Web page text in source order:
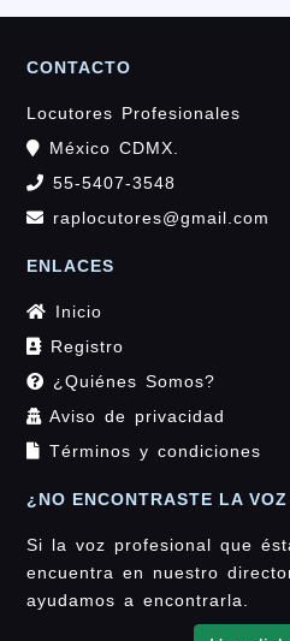
CONTACTO
Locutores Profesionales
México CDMX.
55-5407-3548
raplocutores@gmail.com
ENLACES
Inicio
Registro
¿Quiénes Somos?
Aviso de privacidad
Términos y condiciones
¿NO ENCONTRASTE LA
Si la voz profesional que
encuentra en nuestro
ayudamos a encontrarla.